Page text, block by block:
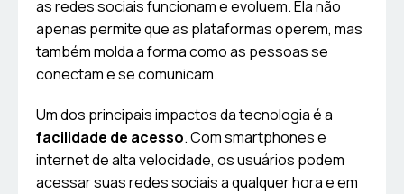
as redes sociais funcionam e evoluem. Ela não
apenas permite que as plataformas operem, mas
também molda a forma como as pessoas se
conectam e se comunicam.
Um dos principais impactos da tecnologia é a
facilidade de acesso. Com smartphones e
internet de alta velocidade, os usuários podem
acessar suas redes sociais a qualquer hora e em